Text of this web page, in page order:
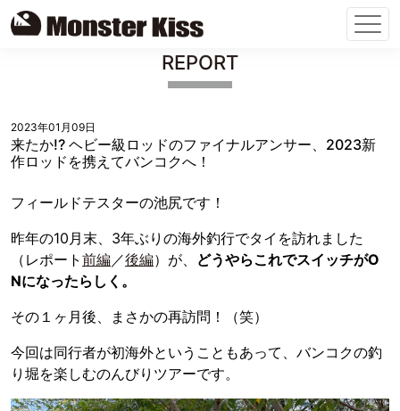
REPORT
2023年01月09日
来たか!? ヘビー級ロッドのファイナルアンサー、2023新
作ロッドを携えてバンコクへ！
フィールドテスターの池尻です！
昨年の10月末、3年ぶりの海外釣行でタイを訪れました
（レポート 前編／後編）が、 どうやらこれでスイッチがO
Nになったらしく。
その１ヶ月後、まさかの再訪問！（笑）
今回は同行者が初海外ということもあって、バンコクの釣
り堀を楽しむのんびりツアーです。